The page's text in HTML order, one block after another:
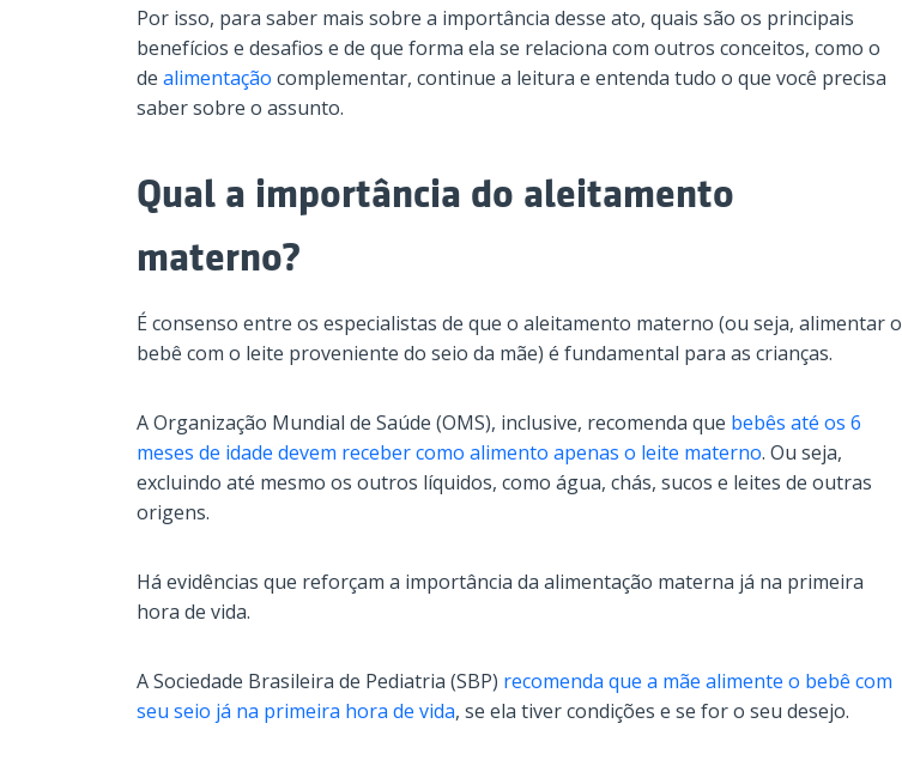
Por isso, para saber mais sobre a importância desse ato, quais são os principais
benefícios e desafios e de que forma ela se relaciona com outros conceitos, como o
de alimentação complementar, continue a leitura e entenda tudo o que você precisa
saber sobre o assunto.
Qual a importância do aleitamento
materno?
É consenso entre os especialistas de que o aleitamento materno (ou seja, alimentar o
bebê com o leite proveniente do seio da mãe) é fundamental para as crianças.
A Organização Mundial de Saúde (OMS), inclusive, recomenda que bebês até os 6
meses de idade devem receber como alimento apenas o leite materno. Ou seja,
excluindo até mesmo os outros líquidos, como água, chás, sucos e leites de outras
origens.
Há evidências que reforçam a importância da alimentação materna já na primeira
hora de vida.
A Sociedade Brasileira de Pediatria (SBP) recomenda que a mãe alimente o bebê com
seu seio já na primeira hora de vida, se ela tiver condições e se for o seu desejo.